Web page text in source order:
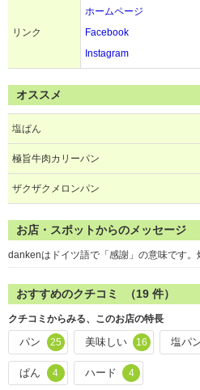
リンク
ホームページ
Facebook
Instagram
オススメ
塩ぱん
極旨牛肉カリーパン
ザクザクメロンパン
お店・スポットからのメッセージ
dankenはドイツ語で「感謝」の意味です
おすすめのクチコミ （19 件）
クチコミからみる、このお店の特長
パン 25 美味しい 16 塩パ
ぱん 4 ハード 4